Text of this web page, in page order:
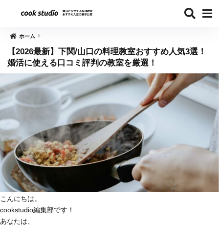
ホーム
【2026最新】下関/山口の料理教室おすすめ人気3選！
婚活に使える口コミ評判の教室を厳選！
こんにちは。
cookstudio編集部です！
あなたは、